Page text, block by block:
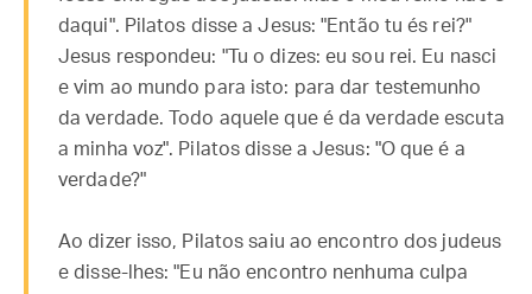
daqui". Pilatos disse a Jesus: "Então tu és rei?"
Jesus respondeu: "Tu o dizes: eu sou rei. Eu nasci
e vim ao mundo para isto: para dar testemunho
da verdade. Todo aquele que é da verdade escuta
a minha voz". Pilatos disse a Jesus: "O que é a
verdade?"
Ao dizer isso, Pilatos saiu ao encontro dos judeus
e disse-lhes: "Eu não encontro nenhuma culpa